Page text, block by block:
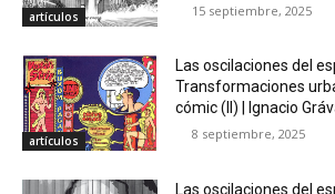
artículos 15 septiembre, 2025
artículos
Las oscilaciones del
Transformaciones
cómic (II) | Ignacio
8 septiembre, 2025
Las oscilaciones del